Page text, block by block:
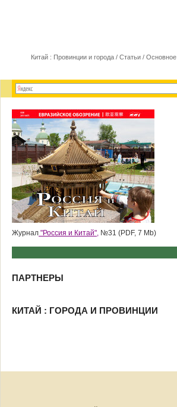
Китай : Провинции и города / Статьи / Основное
Журнал "Россия и Китай", №31 (PDF, 7 Mb)
ПАРТНЕРЫ
КИТАЙ : ГОРОДА И ПРОВИНЦИИ